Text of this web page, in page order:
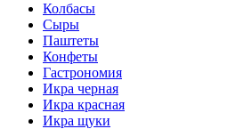
Колбасы
Сыры
Паштеты
Конфеты
Гастрономия
Икра черная
Икра красная
Икра щуки